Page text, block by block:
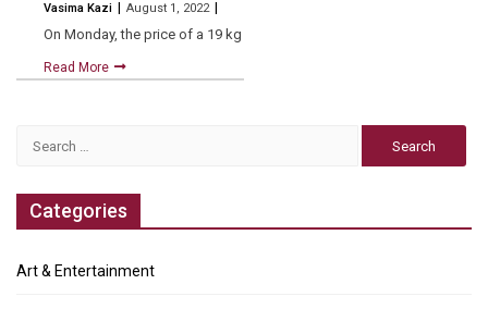
Vasima Kazi August 1, 2022
On Monday, the price of a 19 kg commercial LPG…
Read More
Categories
Art & Entertainment